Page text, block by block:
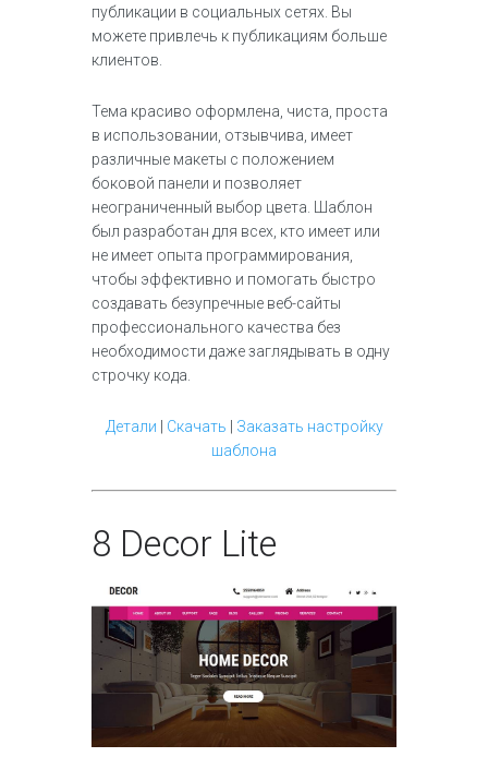
публикации в социальных сетях. Вы
можете привлечь к публикациям больше
клиентов.
Тема красиво оформлена, чиста, проста
в использовании, отзывчива, имеет
различные макеты с положением
боковой панели и позволяет
неограниченный выбор цвета. Шаблон
был разработан для всех, кто имеет или
не имеет опыта программирования,
чтобы эффективно и помогать быстро
создавать безупречные веб-сайты
профессионального качества без
необходимости даже заглядывать в одну
строчку кода.
Детали Скачать
Заказать настройку
шаблона
8 Decor Lite